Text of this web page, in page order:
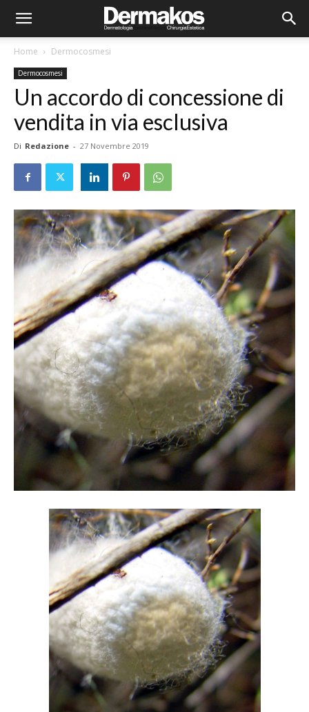
Home Dermocosmesi
Dermocosmesi
Un accordo di concessione di
vendita in via esclusiva
Di Redazione - 27 Novembre 2019